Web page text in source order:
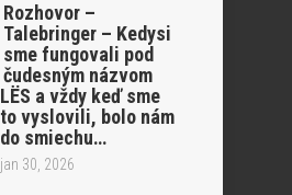
Rozhovor –
Talebringer – Kedysi
sme fungovali pod
čudesným názvom
LËS a vždy keď sme
to vyslovili, bolo nám
do smiechu…
jan 30, 2026